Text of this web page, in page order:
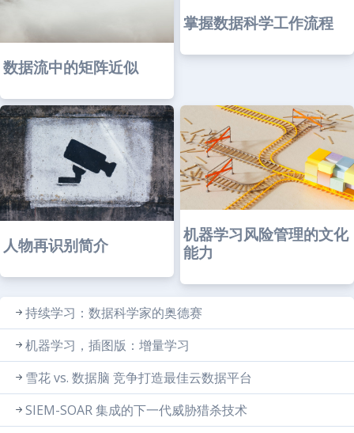
数据流中的矩阵近似
掌握数据科学工作流程
人物再识别简介
机器学习风险管理的文化
能力
持续学习：数据科学家的奥德赛
机器学习，插图版：增量学习
雪花 vs. 数据脑 竞争打造最佳云数据平台
SIEM-SOAR 集成的下一代威胁猎杀技术